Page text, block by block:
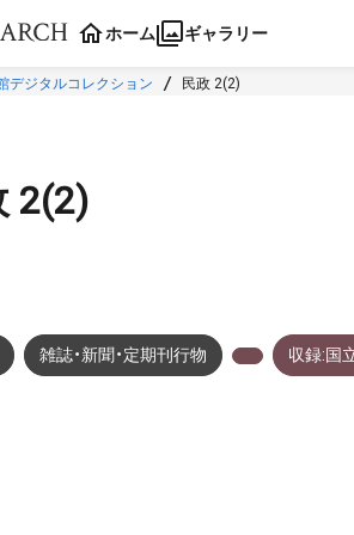
ホーム ギャラリー
デジタルコレクション 民政 2(2)
2(2)
雑誌・新聞・定期刊行物 収録:国